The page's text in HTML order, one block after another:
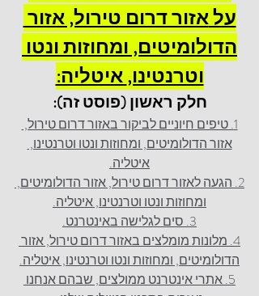
על אזור דרום טירול, אזור
הדולומיטים, ומחוזות ונטו
וטרנטינו, איטליה:
חלק ראשון (פוסט זה):
1. טיפים חיוניים לביקור באזור דרום טירול,
אזור הדולומיטים, ומחוזות ונטו וטרנטינו,
איטליה.
2. הגעה לאזור דרום טירול, אזור הדולומיטים,
ומחוזות ונטו וטרנטינו, איטליה.
3. סים לגלישה באינטרנט.
4. מלונות מומלצים באזור דרום טירול, אזור
הדולומיטים, ומחוזות ונטו וטרנטינו, איטליה.
5. אתרי אינטרנט ממולצים, שבהם אנחנו